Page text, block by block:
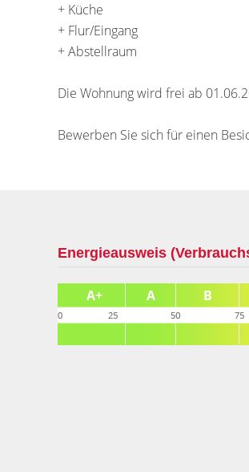
+ Küche
+ Flur/Eingang
+ Abstellraum
Die Wohnung wird frei ab
Bewerben Sie sich für einen
Energieausweis